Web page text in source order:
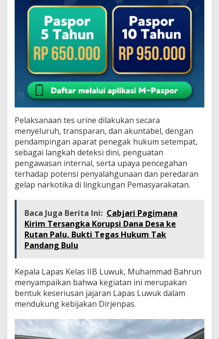
Pelaksanaan tes urine dilakukan secara
menyeluruh, transparan, dan akuntabel, dengan
pendampingan aparat penegak hukum setempat,
sebagai langkah deteksi dini, penguatan
pengawasan internal, serta upaya pencegahan
terhadap potensi penyalahgunaan dan peredaran
gelap narkotika di lingkungan Pemasyarakatan.
Baca Juga Berita Ini: Cabjari Pagimana
Kirim Tersangka Korupsi Dana Desa ke
Rutan Palu, Bukti Tegas Hukum Tak
Pandang Bulu
Kepala Lapas Kelas IIB Luwuk, Muhammad Bahrun
menyampaikan bahwa kegiatan ini merupakan
bentuk keseriusan jajaran Lapas Luwuk dalam
mendukung kebijakan Dirjenpas.